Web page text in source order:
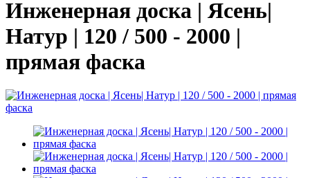
Инженерная доска | Ясень|
Натур | 120 / 500 - 2000 |
прямая фаска